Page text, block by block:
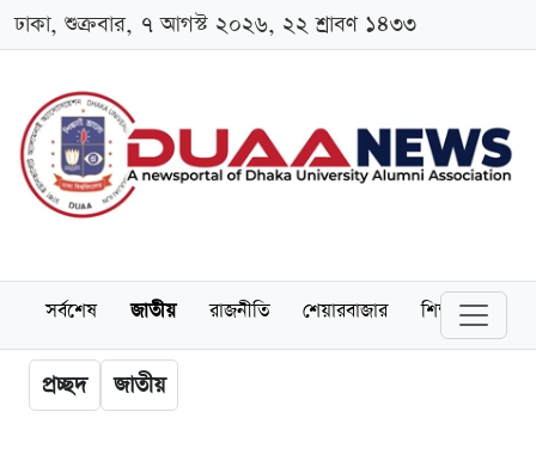
ঢাকা, শুক্রবার, ৭ আগস্ট ২০২৬, ২২ শ্রাবণ ১৪৩৩
সর্বশেষ জাতীয় রাজনীতি শেয়ারবাজার শিক্ষা
প্রচ্ছদ জাতীয়